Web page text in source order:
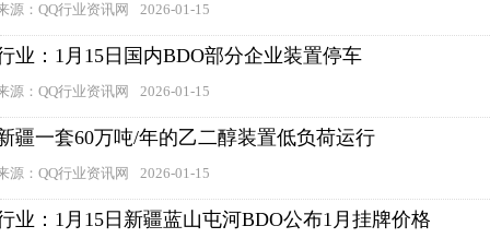
源：QQ行业资讯网 2026-01-15
业：1月15日国内BDO部分企业装置停车
源：QQ行业资讯网 2026-01-15
疆一套60万吨/年的乙二醇装置低负荷运行
源：QQ行业资讯网 2026-01-15
业：1月15日新疆蓝山屯河BDO公布1月挂牌价格